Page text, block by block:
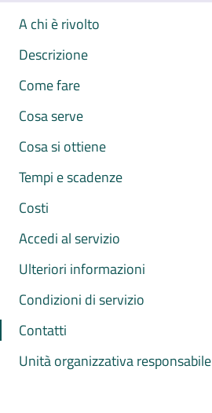
A chi è rivolto
Descrizione
Come fare
Cosa serve
Cosa si ottiene
Tempi e scadenze
Costi
Accedi al servizio
Ulteriori informazioni
Condizioni di servizio
Contatti
Unità organizzativa responsabile